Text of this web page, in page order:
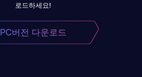
로드하세요!
PC버전 다운로드